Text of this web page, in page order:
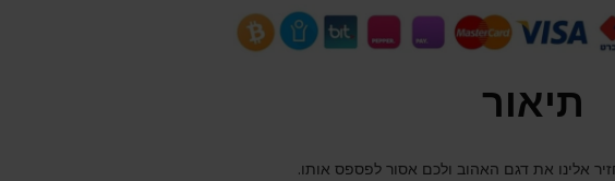
תיאור
אלינו את דגם האהוב ולכם אסור לפספס אותו.